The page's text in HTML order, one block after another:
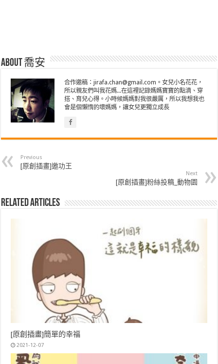
About 喬安
合作邀稿：jirafa.chan@gmail.com。女兒小名花花，
所以親友們叫我花媽...在這裡記錄媽媽寶寶的點滴、穿
搭、育兒心得。小時候媽媽對我很嚴厲，所以我想我也
會是個懶惰的壞媽媽，讓女兒更獨立成長
Previous
[原創插畫]邀功王
Next
[原創插畫]粉絲投稿_動物園
Related Articles
[原創插畫]簡單的幸福
2021-12-07